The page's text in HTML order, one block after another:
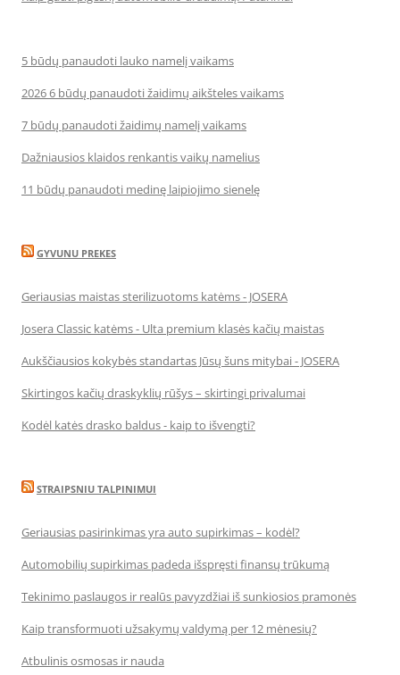
5 būdų panaudoti lauko namelį vaikams
2026 6 būdų panaudoti žaidimų aikšteles vaikams
7 būdų panaudoti žaidimų namelį vaikams
Dažniausios klaidos renkantis vaikų namelius
11 būdų panaudoti medinę laipiojimo sienelę
GYVUNU PREKES
Geriausias maistas sterilizuotoms katėms - JOSERA
Josera Classic katėms - Ulta premium klasės kačių maistas
Aukščiausios kokybės standartas Jūsų šuns mitybai - JOSERA
Skirtingos kačių draskyklių rūšys – skirtingi privalumai
Kodėl katės drasko baldus - kaip to išvengti?
STRAIPSNIU TALPINIMUI
Geriausias pasirinkimas yra auto supirkimas – kodėl?
Automobilių supirkimas padeda išspręsti finansų trūkumą
Tekinimo paslaugos ir realūs pavyzdžiai iš sunkiosios pramonės
Kaip transformuoti užsakymų valdymą per 12 mėnesių?
Atbulinis osmosas ir nauda